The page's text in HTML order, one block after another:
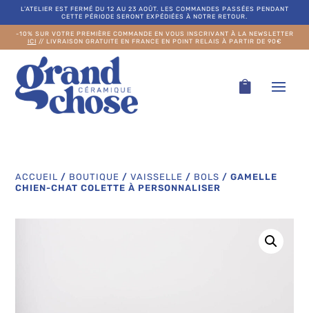
L’ATELIER EST FERMÉ DU 12 AU 23 AOÛT. LES COMMANDES PASSÉES PENDANT
CETTE PÉRIODE SERONT EXPÉDIÉES À NOTRE RETOUR.
-10% SUR VOTRE PREMIÈRE COMMANDE EN VOUS INSCRIVANT À LA NEWSLETTER
ICI // LIVRAISON GRATUITE EN FRANCE EN POINT RELAIS À PARTIR DE 90€
ACCUEIL / BOUTIQUE /VAISSELLE / BOLS /GAMELLE
CHIEN-CHAT COLETTE À PERSONNALISER